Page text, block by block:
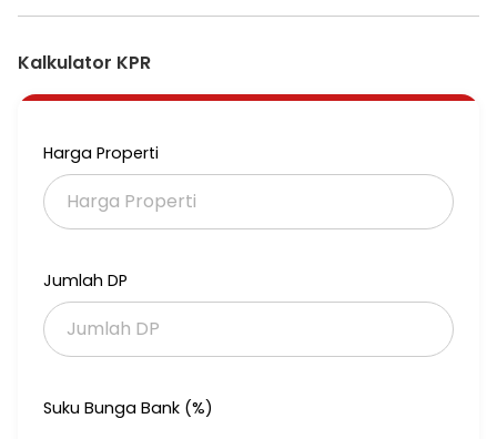
Dijual Ruko Melody Commercial 2 Ruko Investasi Terbaik di
Ruko view danau cocok usaha makanan
Tipe 5 x 20 = 3 lantai
Kalkulator KPR
Harga Properti
Jumlah DP
Suku Bunga Bank (%)